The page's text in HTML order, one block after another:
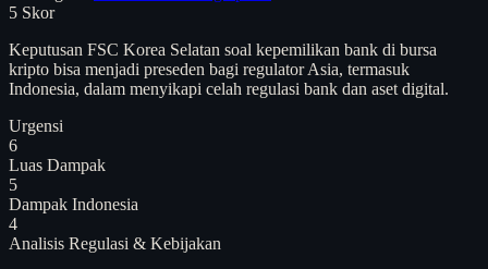
5 Skor
Keputusan FSC Korea Selatan soal kepemilikan bank di bursa
kripto bisa menjadi preseden bagi regulator Asia, termasuk
Indonesia, dalam menyikapi celah regulasi bank dan aset digital.
Urgensi
6
Luas Dampak
5
Dampak Indonesia
4
Analisis Regulasi & Kebijakan